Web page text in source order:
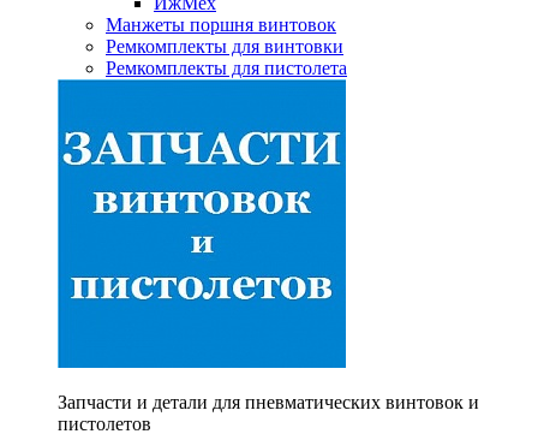
Манжеты поршня винтовок
Ремкомплекты для винтовки
Ремкомплекты для пистолета
Запчасти и детали для пневматических винтовок и
пистолетов